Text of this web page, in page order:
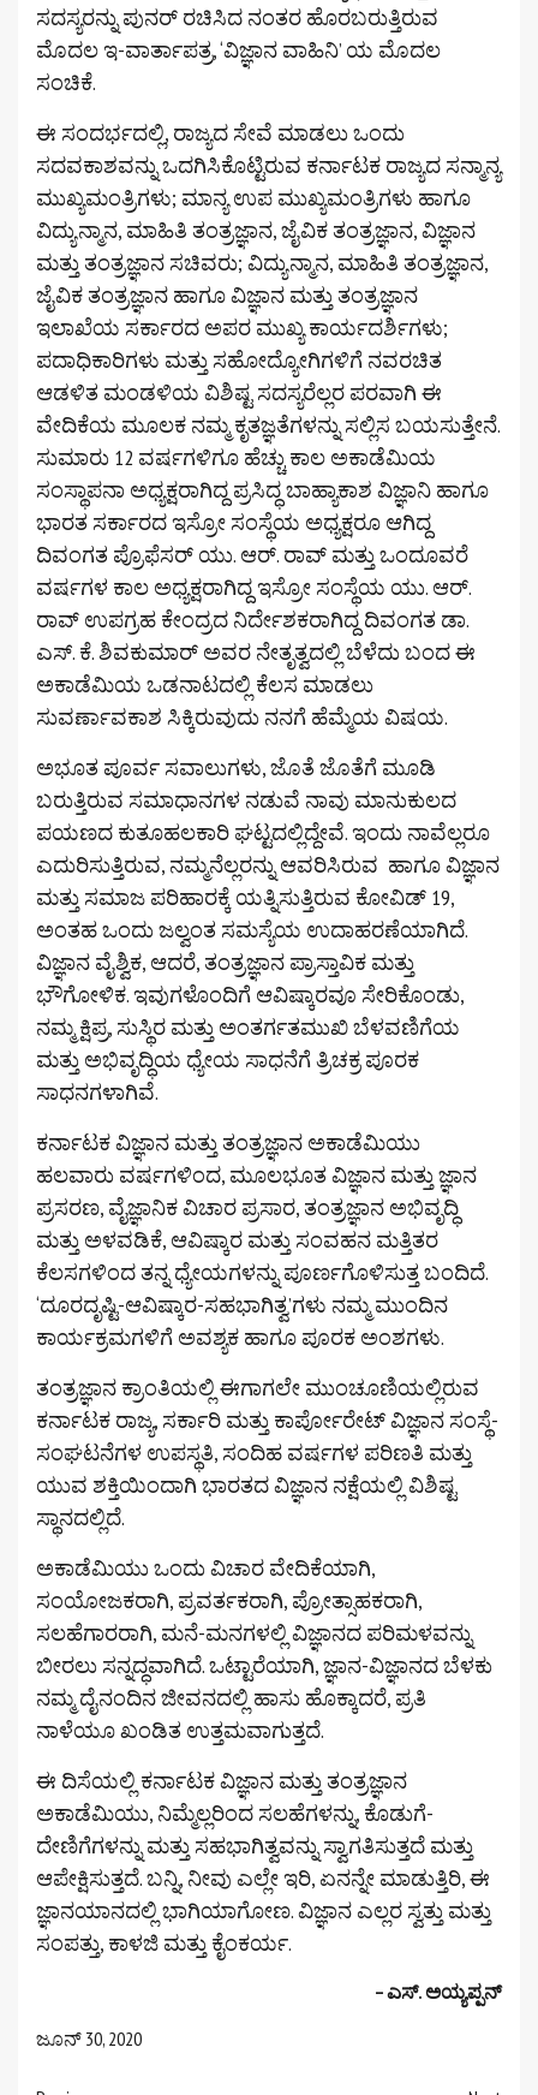
ಸದಸ್ಯರನ್ನು ಪುನರ್ ರಚಿಸಿದ ನಂತರ ಹೊರಬರುತ್ತಿರುವ
ಮೊದಲ ಇ-ವಾರ್ತಾಪತ್ರ, ‘ವಿಜ್ಞಾನ ವಾಹಿನಿ’ ಯ ಮೊದಲ
ಸಂಚಿಕೆ.
ಈ ಸಂದರ್ಭದಲ್ಲಿ, ರಾಜ್ಯದ ಸೇವೆ ಮಾಡಲು ಒಂದು
ಸದವಕಾಶವನ್ನು ಒದಗಿಸಿಕೊಟ್ಟಿರುವ ಕರ್ನಾಟಕ ರಾಜ್ಯದ ಸನ್ಮಾನ್ಯ
ಮುಖ್ಯಮಂತ್ರಿಗಳು; ಮಾನ್ಯ ಉಪ ಮುಖ್ಯಮಂತ್ರಿಗಳು ಹಾಗೂ
ವಿದ್ಯುನ್ಮಾನ, ಮಾಹಿತಿ ತಂತ್ರಜ್ಞಾನ, ಜೈವಿಕ ತಂತ್ರಜ್ಞಾನ, ವಿಜ್ಞಾನ
ಮತ್ತು ತಂತ್ರಜ್ಞಾನ ಸಚಿವರು; ವಿದ್ಯುನ್ಮಾನ, ಮಾಹಿತಿ ತಂತ್ರಜ್ಞಾನ,
ಜೈವಿಕ ತಂತ್ರಜ್ಞಾನ ಹಾಗೂ ವಿಜ್ಞಾನ ಮತ್ತು ತಂತ್ರಜ್ಞಾನ
ಇಲಾಖೆಯ ಸರ್ಕಾರದ ಅಪರ ಮುಖ್ಯ ಕಾರ್ಯದರ್ಶಿಗಳು;
ಪದಾಧಿಕಾರಿಗಳು ಮತ್ತು ಸಹೋದ್ಯೋಗಿಗಳಿಗೆ ನವರಚಿತ
ಆಡಳಿತ ಮಂಡಳಿಯ ವಿಶಿಷ್ಟ ಸದಸ್ಯರೆಲ್ಲರ ಪರವಾಗಿ ಈ
ವೇದಿಕೆಯ ಮೂಲಕ ನಮ್ಮ ಕೃತಜ್ಞತೆಗಳನ್ನು ಸಲ್ಲಿಸ ಬಯಸುತ್ತೇನೆ.
ಸುಮಾರು 12 ವರ್ಷಗಳಿಗೂ ಹೆಚ್ಚು ಕಾಲ ಅಕಾಡೆಮಿಯ
ಸಂಸ್ಥಾಪನಾ ಅಧ್ಯಕ್ಷರಾಗಿದ್ದ ಪ್ರಸಿದ್ಧ ಬಾಹ್ಯಾಕಾಶ ವಿಜ್ಞಾನಿ ಹಾಗೂ
ಭಾರತ ಸರ್ಕಾರದ ಇಸ್ರೋ ಸಂಸ್ಥೆಯ ಅಧ್ಯಕ್ಷರೂ ಆಗಿದ್ದ
ದಿವಂಗತ ಪ್ರೊಫೆಸರ್ ಯು. ಆರ್. ರಾವ್ ಮತ್ತು ಒಂದೂವರೆ
ವರ್ಷಗಳ ಕಾಲ ಅಧ್ಯಕ್ಷರಾಗಿದ್ದ ಇಸ್ರೋ ಸಂಸ್ಥೆಯ ಯು. ಆರ್.
ರಾವ್ ಉಪಗ್ರಹ ಕೇಂದ್ರದ ನಿರ್ದೇಶಕರಾಗಿದ್ದ ದಿವಂಗತ ಡಾ.
ಎಸ್. ಕೆ. ಶಿವಕುಮಾರ್ ಅವರ ನೇತೃತ್ವದಲ್ಲಿ ಬೆಳೆದು ಬಂದ ಈ
ಅಕಾಡೆಮಿಯ ಒಡನಾಟದಲ್ಲಿ ಕೆಲಸ ಮಾಡಲು
ಸುವರ್ಣಾವಕಾಶ ಸಿಕ್ಕಿರುವುದು ನನಗೆ ಹೆಮ್ಮೆಯ ವಿಷಯ.
ಅಭೂತ ಪೂರ್ವ ಸವಾಲುಗಳು, ಜೊತೆ ಜೊತೆಗೆ ಮೂಡಿ
ಬರುತ್ತಿರುವ ಸಮಾಧಾನಗಳ ನಡುವೆ ನಾವು ಮಾನುಕುಲದ
ಪಯಣದ ಕುತೂಹಲಕಾರಿ ಘಟ್ಟದಲ್ಲಿದ್ದೇವೆ. ಇಂದು ನಾವೆಲ್ಲರೂ
ಎದುರಿಸುತ್ತಿರುವ, ನಮ್ಮನೆಲ್ಲರನ್ನು ಆವರಿಸಿರುವ ಹಾಗೂ ವಿಜ್ಞಾನ
ಮತ್ತು ಸಮಾಜ ಪರಿಹಾರಕ್ಕೆ ಯತ್ನಿಸುತ್ತಿರುವ ಕೋವಿಡ್ 19,
ಅಂತಹ ಒಂದು ಜಲ್ವಂತ ಸಮಸ್ಯೆಯ ಉದಾಹರಣೆಯಾಗಿದೆ.
ವಿಜ್ಞಾನ ವೈಶ್ವಿಕ, ಆದರೆ, ತಂತ್ರಜ್ಞಾನ ಪ್ರಾಸ್ತಾವಿಕ ಮತ್ತು
ಭೌಗೋಳಿಕ. ಇವುಗಳೊಂದಿಗೆ ಆವಿಷ್ಕಾರವೂ ಸೇರಿಕೊಂಡು,
ನಮ್ಮ ಕ್ಷಿಪ್ರ, ಸುಸ್ಥಿರ ಮತ್ತು ಅಂತರ್ಗತಮುಖಿ ಬೆಳವಣಿಗೆಯ
ಮತ್ತು ಅಭಿವೃದ್ಧಿಯ ಧ್ಯೇಯ ಸಾಧನೆಗೆ ತ್ರಿಚಕ್ರ ಪೂರಕ
ಸಾಧನಗಳಾಗಿವೆ.
ಕರ್ನಾಟಕ ವಿಜ್ಞಾನ ಮತ್ತು ತಂತ್ರಜ್ಞಾನ ಅಕಾಡೆಮಿಯು
ಹಲವಾರು ವರ್ಷಗಳಿಂದ, ಮೂಲಭೂತ ವಿಜ್ಞಾನ ಮತ್ತು ಜ್ಞಾನ
ಪ್ರಸರಣ, ವೈಜ್ಞಾನಿಕ ವಿಚಾರ ಪ್ರಸಾರ, ತಂತ್ರಜ್ಞಾನ ಅಭಿವೃದ್ಧಿ
ಮತ್ತು ಅಳವಡಿಕೆ, ಆವಿಷ್ಕಾರ ಮತ್ತು ಸಂವಹನ ಮತ್ತಿತರ
ಕೆಲಸಗಳಿಂದ ತನ್ನ ಧ್ಯೇಯಗಳನ್ನು ಪೂರ್ಣಗೊಳಿಸುತ್ತ ಬಂದಿದೆ.
‘ದೂರದೃಷ್ಟಿ-ಆವಿಷ್ಕಾರ-ಸಹಭಾಗಿತ್ವ’ಗಳು ನಮ್ಮ ಮುಂದಿನ
ಕಾರ್ಯಕ್ರಮಗಳಿಗೆ ಅವಶ್ಯಕ ಹಾಗೂ ಪೂರಕ ಅಂಶಗಳು.
ತಂತ್ರಜ್ಞಾನ ಕ್ರಾಂತಿಯಲ್ಲಿ ಈಗಾಗಲೇ ಮುಂಚೂಣಿಯಲ್ಲಿರುವ
ಕರ್ನಾಟಕ ರಾಜ್ಯ, ಸರ್ಕಾರಿ ಮತ್ತು ಕಾರ್ಪೋರೇಟ್ ವಿಜ್ಞಾನ ಸಂಸ್ಥೆ-
ಸಂಘಟನೆಗಳ ಉಪಸ್ಥತಿ, ಸಂದಿಹ ವರ್ಷಗಳ ಪರಿಣತಿ ಮತ್ತು
ಯುವ ಶಕ್ತಿಯಿಂದಾಗಿ ಭಾರತದ ವಿಜ್ಞಾನ ನಕ್ಷೆಯಲ್ಲಿ ವಿಶಿಷ್ಟ
ಸ್ಥಾನದಲ್ಲಿದೆ.
ಅಕಾಡೆಮಿಯು ಒಂದು ವಿಚಾರ ವೇದಿಕೆಯಾಗಿ,
ಸಂಯೋಜಕರಾಗಿ, ಪ್ರವರ್ತಕರಾಗಿ, ಪ್ರೋತ್ಸಾಹಕರಾಗಿ,
ಸಲಹೆಗಾರರಾಗಿ, ಮನೆ-ಮನಗಳಲ್ಲಿ ವಿಜ್ಞಾನದ ಪರಿಮಳವನ್ನು
ಬೀರಲು ಸನ್ನದ್ಧವಾಗಿದೆ. ಒಟ್ಟಾರೆಯಾಗಿ, ಜ್ಞಾನ-ವಿಜ್ಞಾನದ ಬೆಳಕು
ನಮ್ಮ ದೈನಂದಿನ ಜೀವನದಲ್ಲಿ ಹಾಸು ಹೊಕ್ಕಾದರೆ, ಪ್ರತಿ
ನಾಳೆಯೂ ಖಂಡಿತ ಉತ್ತಮವಾಗುತ್ತದೆ.
ಈ ದಿಸೆಯಲ್ಲಿ ಕರ್ನಾಟಕ ವಿಜ್ಞಾನ ಮತ್ತು ತಂತ್ರಜ್ಞಾನ
ಅಕಾಡೆಮಿಯು, ನಿಮ್ಮೆಲ್ಲರಿಂದ ಸಲಹೆಗಳನ್ನು, ಕೊಡುಗೆ-
ದೇಣಿಗೆಗಳನ್ನು ಮತ್ತು ಸಹಭಾಗಿತ್ವವನ್ನು ಸ್ವಾಗತಿಸುತ್ತದೆ ಮತ್ತು
ಆಪೇಕ್ಷಿಸುತ್ತದೆ. ಬನ್ನಿ, ನೀವು ಎಲ್ಲೇ ಇರಿ, ಏನನ್ನೇ ಮಾಡುತ್ತಿರಿ, ಈ
ಜ್ಞಾನಯಾನದಲ್ಲಿ ಭಾಗಿಯಾಗೋಣ. ವಿಜ್ಞಾನ ಎಲ್ಲರ ಸ್ವತ್ತು ಮತ್ತು
ಸಂಪತ್ತು, ಕಾಳಜಿ ಮತ್ತು ಕೈಂಕರ್ಯ.
– ಎಸ್. ಅಯ್ಯಪ್ಪನ್
ಜೂನ್ 30, 2020